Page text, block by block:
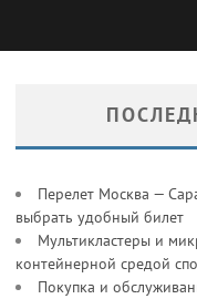
Перелет Москва —
выбрать удобный билет
Мультикластеры и
контейнерной средой
Покупка и